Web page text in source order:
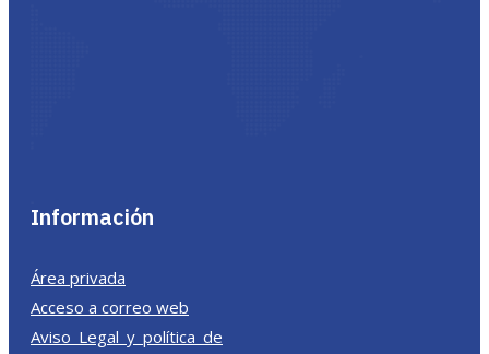
Información
Área privada
Acceso a correo web
Aviso Legal y política de